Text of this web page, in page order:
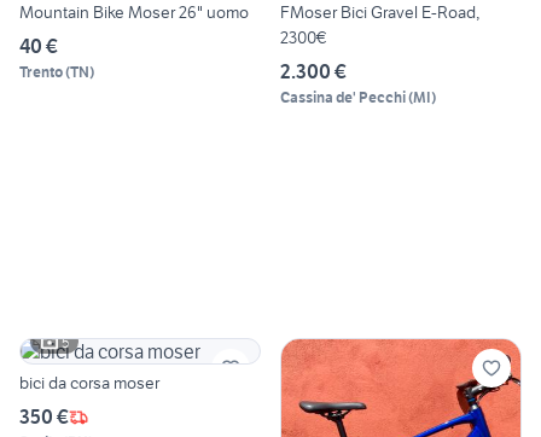
Mountain Bike Moser 26" uomo
40 €
Trento(TN)
FMoser Bici Gravel E-Road,
2300€
2.300 €
Cassina de' Pecchi(MI)
5
bici da corsa moser
350 €